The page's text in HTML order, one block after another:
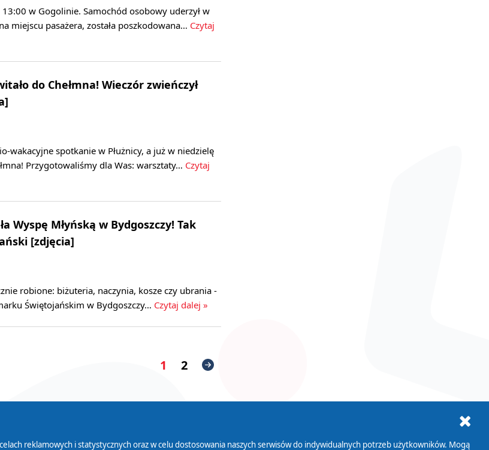
w Gogolinie. Samochód osobowy uderzył w
miejscu pasażera, została poszkodowana… Czytaj
do Chełmna! Wieczór zwieńczył
wakacyjne spotkanie w Płużnicy, a już w niedzielę
Przygotowaliśmy dla Was: warsztaty… Czytaj
Wyspę Młyńską w Bydgoszczy! Tak
[zdjęcia]
robione: biżuteria, naczynia, kosze czy ubrania -
Świętojańskim w Bydgoszczy… Czytaj dalej »
1 2
reklamowych i statystycznych oraz w celu dostosowania naszych serwisów do indywidualnych potrzeb użytkowników. Mogą